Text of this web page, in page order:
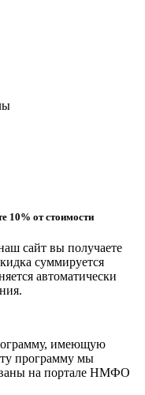
работа
и
10% от стоимости
сайт вы получаете
суммируется
автоматически
имеющую
программу мы
на портале НМФО